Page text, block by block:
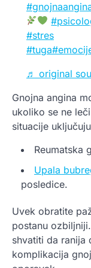
#stres
#tuga
♬ original
Gnojna angina
ukoliko se ne
situacije
Reumatska
Upala
posledice.
Uvek obratite
postanu
shvatiti da ranija
komplikacija